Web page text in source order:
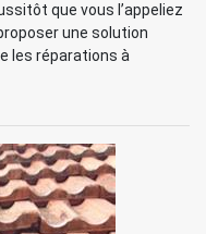
que vous l’appeliez
une solution
les réparations à